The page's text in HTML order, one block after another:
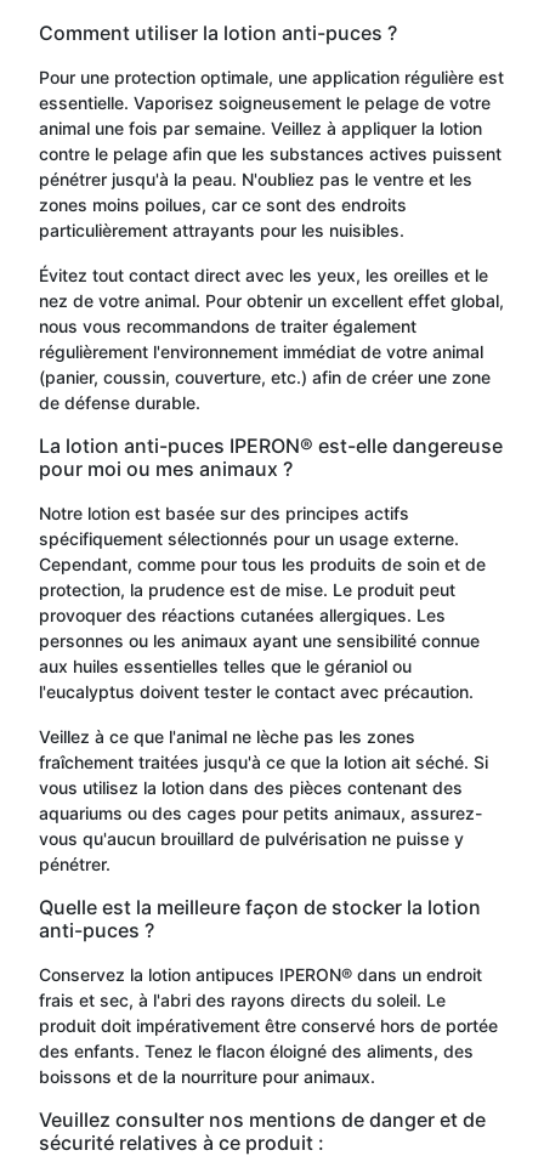
Comment utiliser la lotion anti-puces ?
Pour une protection optimale, une application régulière est
essentielle. Vaporisez soigneusement le pelage de votre
animal une fois par semaine. Veillez à appliquer la lotion
contre le pelage afin que les substances actives puissent
pénétrer jusqu'à la peau. N'oubliez pas le ventre et les
zones moins poilues, car ce sont des endroits
particulièrement attrayants pour les nuisibles.
Évitez tout contact direct avec les yeux, les oreilles et le
nez de votre animal. Pour obtenir un excellent effet global,
nous vous recommandons de traiter également
régulièrement l'environnement immédiat de votre animal
(panier, coussin, couverture, etc.) afin de créer une zone
de défense durable.
La lotion anti-puces IPERON® est-elle dangereuse
pour moi ou mes animaux ?
Notre lotion est basée sur des principes actifs
spécifiquement sélectionnés pour un usage externe.
Cependant, comme pour tous les produits de soin et de
protection, la prudence est de mise. Le produit peut
provoquer des réactions cutanées allergiques. Les
personnes ou les animaux ayant une sensibilité connue
aux huiles essentielles telles que le géraniol ou
l'eucalyptus doivent tester le contact avec précaution.
Veillez à ce que l'animal ne lèche pas les zones
fraîchement traitées jusqu'à ce que la lotion ait séché. Si
vous utilisez la lotion dans des pièces contenant des
aquariums ou des cages pour petits animaux, assurez-
vous qu'aucun brouillard de pulvérisation ne puisse y
pénétrer.
Quelle est la meilleure façon de stocker la lotion
anti-puces ?
Conservez la lotion antipuces IPERON® dans un endroit
frais et sec, à l'abri des rayons directs du soleil. Le
produit doit impérativement être conservé hors de portée
des enfants. Tenez le flacon éloigné des aliments, des
boissons et de la nourriture pour animaux.
Veuillez consulter nos mentions de danger et de
sécurité relatives à ce produit :